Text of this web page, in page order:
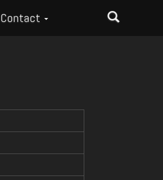
Contact